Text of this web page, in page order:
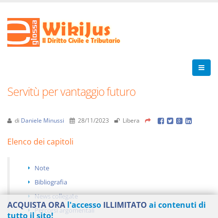
Servitù per vantaggio futuro
di Daniele Minussi 28/11/2023 Libera
Elenco dei capitoli
Note
Bibliografia
News collegate
Percorsi argomentali
ACQUISTA ORA l'accesso ILLIMITATO ai contenuti di
tutto il sito!